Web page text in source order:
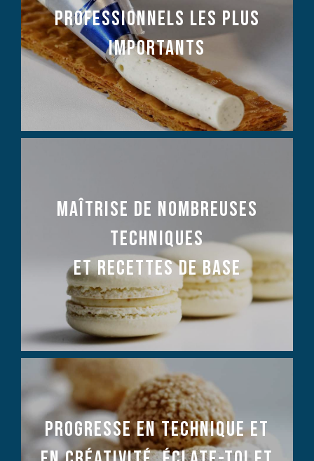
PROFESSIONNELS LES PLUS
IMPORTANTS
MaÎtrise de nombreuses
techniques
et recettes de base
Progresse en technique et